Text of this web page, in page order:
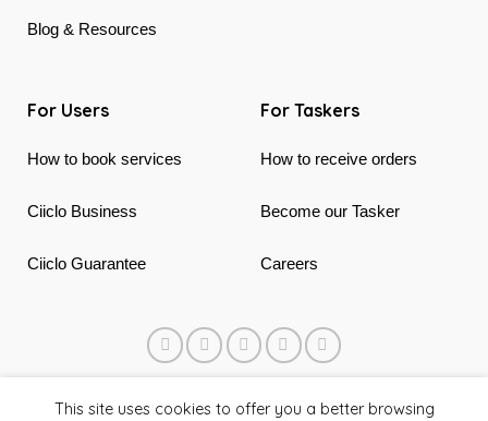
Blog & Resources
For Users
How to book services
Ciiclo Business
Ciiclo Guarantee
For Taskers
How to receive orders
Become our Tasker
Careers
© 2018 - 2026 Ciiclo. Made in Canada & Vietnam
This site uses cookies to offer you a better browsing